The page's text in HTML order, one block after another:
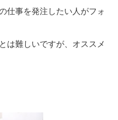
仕事を発注したい人がフォ
は難しいですが、オススメ